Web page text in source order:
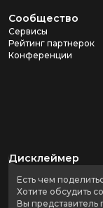
Сообщество
Сервисы
Рейтинг партнерок
Конференции
Дисклеймер
Есть чем
Хотите обсудить
Вы представитель